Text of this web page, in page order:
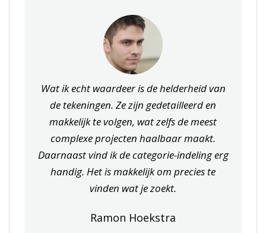
Wat ik echt waardeer is de helderheid van
de tekeningen. Ze zijn gedetailleerd en
makkelijk te volgen, wat zelfs de meest
complexe projecten haalbaar maakt.
Daarnaast vind ik de categorie-indeling erg
handig. Het is makkelijk om precies te
vinden wat je zoekt.
Ramon Hoekstra